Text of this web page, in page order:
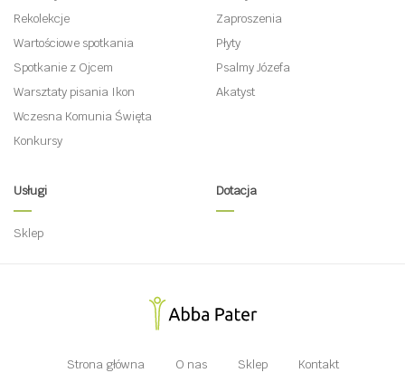
Rekolekcje
Wartościowe spotkania
Spotkanie z Ojcem
Warsztaty pisania Ikon
Wczesna Komunia Święta
Konkursy
Zaproszenia
Płyty
Psalmy Józefa
Akatyst
Usługi
Sklep
Dotacja
Strona główna O nas Sklep Kontakt